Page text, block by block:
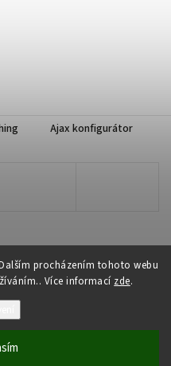
procházením tohoto webu
Více informací zde.
Ajax konfigurátor
. Všechna práva vyhrazena.